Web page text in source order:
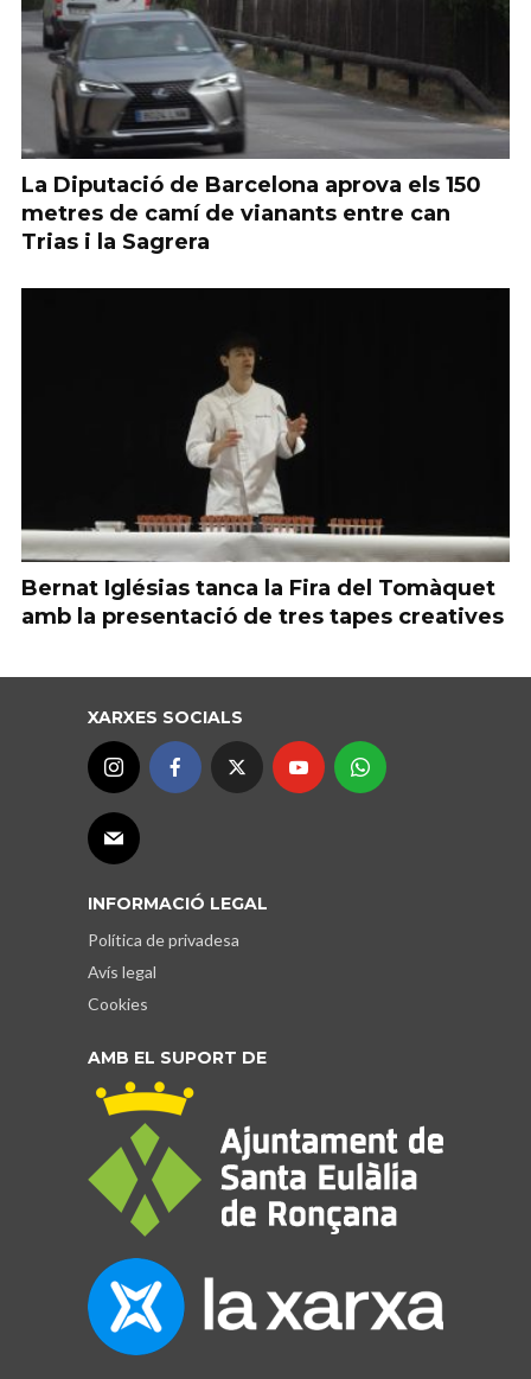
La Diputació de Barcelona aprova els 150
metres de camí de vianants entre can
Trias i la Sagrera
Bernat Iglésias tanca la Fira del Tomàquet
amb la presentació de tres tapes creatives
XARXES SOCIALS
INFORMACIÓ LEGAL
Política de privadesa
Avís legal
Cookies
AMB EL SUPORT DE